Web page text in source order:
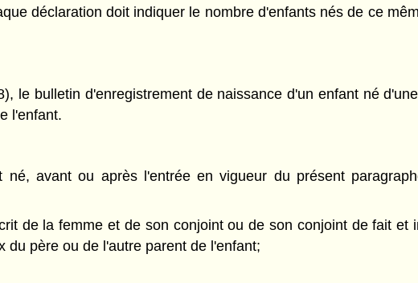
déclaration doit indiquer le nombre d'enfants nés de ce
le bulletin d'enregistrement de naissance d'un enfant né
l'enfant.
né, avant ou après l'entrée en vigueur du présent
de la femme et de son conjoint ou de son conjoint de fait et
du père ou de l'autre parent de l'enfant;